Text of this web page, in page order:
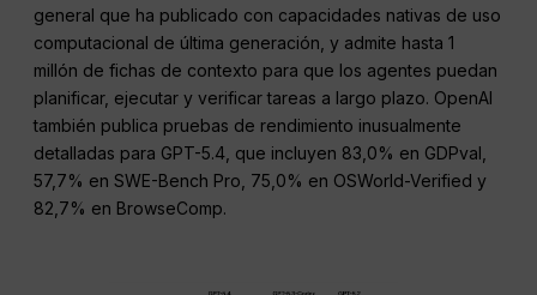
general que ha publicado con capacidades nativas de uso
computacional de última generación, y admite hasta 1
millón de fichas de contexto para que los agentes puedan
planificar, ejecutar y verificar tareas a largo plazo. OpenAI
también publica pruebas de rendimiento inusualmente
detalladas para GPT-5.4, que incluyen 83,0% en GDPval,
57,7% en SWE-Bench Pro, 75,0% en OSWorld-Verified y
82,7% en BrowseComp.